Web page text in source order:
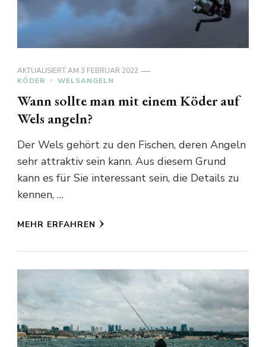
AKTUALISIERT AM 3 FEBRUAR 2022
KÖDER
WELSANGELN
Wann sollte man mit einem Köder auf
Wels angeln?
Der Wels gehört zu den Fischen, deren Angeln
sehr attraktiv sein kann. Aus diesem Grund
kann es für Sie interessant sein, die Details zu
kennen, …
MEHR ERFAHREN